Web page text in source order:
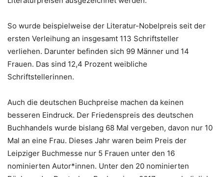
So wurde beispielweise der Literatur-Nobelpreis seit der
ersten Verleihung an insgesamt 113 Schriftsteller
verliehen. Darunter befinden sich 99 Männer und 14
Frauen. Das sind 12,4 Prozent weibliche
Schriftstellerinnen.
Auch die deutschen Buchpreise machen da keinen
besseren Eindruck. Der Friedenspreis des deutschen
Buchhandels wurde bislang 68 Mal vergeben, davon nur 10
Mal an eine Frau. Dieses Jahr waren beim Preis der
Leipziger Buchmesse nur 5 Frauen unter den 16
nominierten Autor*innen. Unter den 20 nominierten